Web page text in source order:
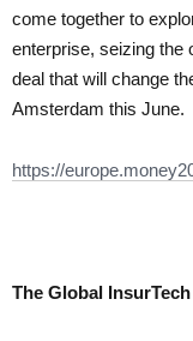
come together to
enterprise, seizing the
deal that will change
Amsterdam this June.
https://
The Global